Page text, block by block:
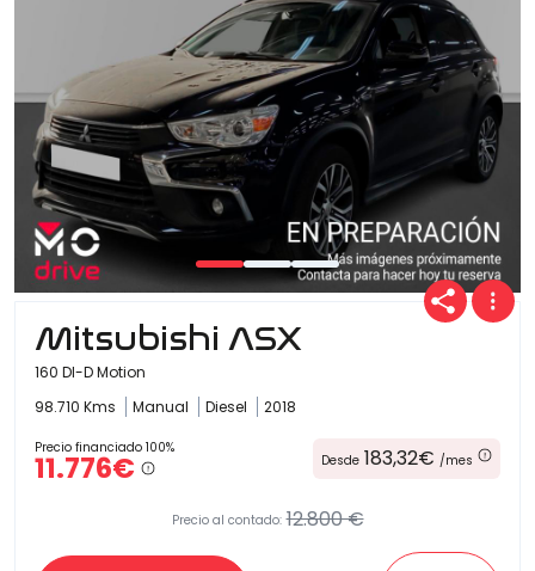
Mitsubishi ASX
160 DI-D Motion
98.710 Kms
Manual Diesel 2018
Precio financiado 100%
11.776€ Desde 183,32€ /mes
Precio al contado: 12.800 €